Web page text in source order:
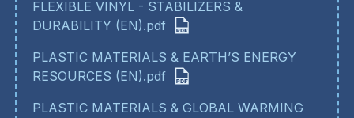
FLEXIBLE VINYL - STABILIZERS &
DURABILITY (EN).pdf
PLASTIC MATERIALS & EARTH’S ENERGY
RESOURCES (EN).pdf
PLASTIC MATERIALS & GLOBAL WARMING